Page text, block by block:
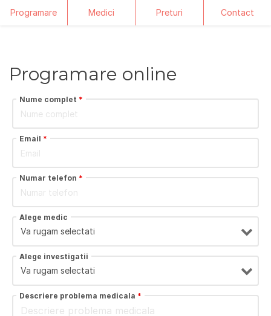
content
Programare Medici Preturi Contact
Programare online
Nume complet *
Email *
Numar telefon *
Alege medic
Alege investigatii
Descriere problema medicala *